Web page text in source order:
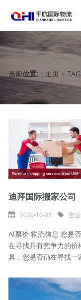
当前位置: ： 主页 >
迪拜国际搬家公司
2020-10-23 空
Al票价 物流信息 您是
在寻找具有竞争力的
具，您是否仍在寻找